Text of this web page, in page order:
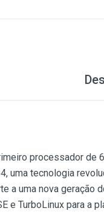
processador de
uma tecnologia
a uma nova
e TurboLinux para a